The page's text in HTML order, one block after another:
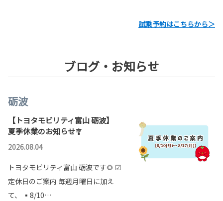
試乗予約はこちらから＞
ブログ・お知らせ
砺波
【トヨタモビリティ富山 砺波】
夏季休業のお知らせ🎐
2026.08.04
トヨタモビリティ富山 砺波です🌻 ☑︎
定休日のご案内 毎週月曜日に加え
て、 ▪️8/10…